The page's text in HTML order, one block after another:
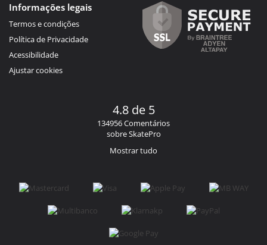
Informações legais
Termos e condições
Política de Privacidade
Acessibilidade
Ajustar cookies
4.8 de 5
134956 Comentários
sobre SkatePro
Mostrar tudo